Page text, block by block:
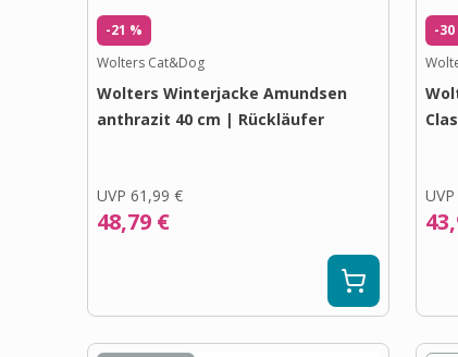
-21 %
Wolters Cat&Dog
Wolters Winterjacke Amundsen
anthrazit 40 cm | Rückläufer
UVP 61,99 €
48,79 €
-30
UVP